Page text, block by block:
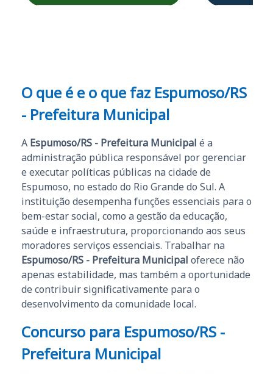
O que é e o que faz Espumoso/RS
- Prefeitura Municipal
A Espumoso/RS - Prefeitura Municipal é a
administração pública responsável por gerenciar
e executar políticas públicas na cidade de
Espumoso, no estado do Rio Grande do Sul. A
instituição desempenha funções essenciais para o
bem-estar social, como a gestão da educação,
saúde e infraestrutura, proporcionando aos seus
moradores serviços essenciais. Trabalhar na
Espumoso/RS - Prefeitura Municipal oferece não
apenas estabilidade, mas também a oportunidade
de contribuir significativamente para o
desenvolvimento da comunidade local.
Concurso para Espumoso/RS -
Prefeitura Municipal